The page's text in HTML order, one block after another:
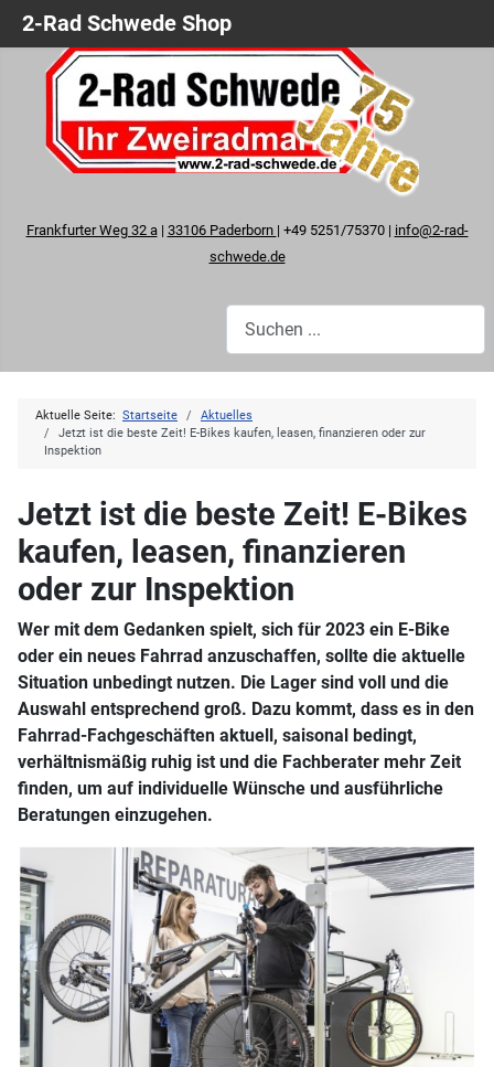
Frankfurter Weg 32 a| 33106 Paderborn | +49 5251/75370 | info@2-rad-
schwede.de
Aktuelle Seite: Startseite
Aktuelles
Jetzt ist die beste Zeit! E-Bikes kaufen, leasen, finanzieren oder zur
Inspektion
Jetzt ist die beste Zeit! E-Bikes
kaufen, leasen, finanzieren
oder zur Inspektion
Wer mit dem Gedanken spielt, sich für 2023 ein E-Bike
oder ein neues Fahrrad anzuschaffen, sollte die aktuelle
Situation unbedingt nutzen. Die Lager sind voll und die
Auswahl entsprechend groß. Dazu kommt, dass es in den
Fahrrad-Fachgeschäften aktuell, saisonal bedingt,
verhältnismäßig ruhig ist und die Fachberater mehr Zeit
finden, um auf individuelle Wünsche und ausführliche
Beratungen einzugehen.
2-Rad Schwede Shop